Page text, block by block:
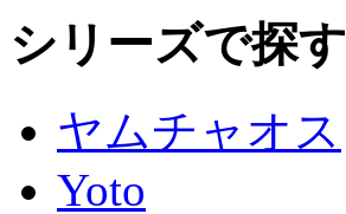
シリーズで探す
ヤムチャオス
Yoto